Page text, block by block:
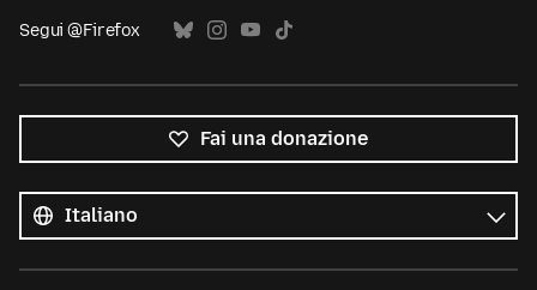
Segui @Firefox
Fai una donazione
le
lingue
Lingua